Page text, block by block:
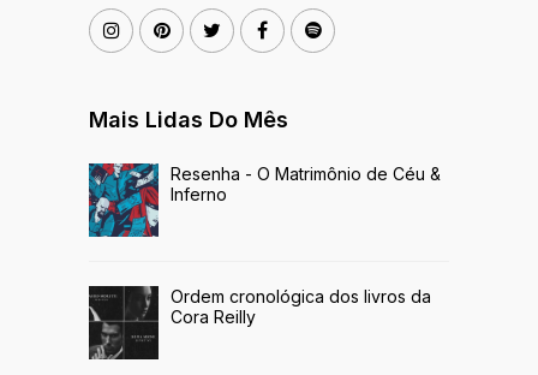
Mais Lidas Do Mês
Resenha - O Matrimônio de Céu &
Inferno
Ordem cronológica dos livros da
Cora Reilly